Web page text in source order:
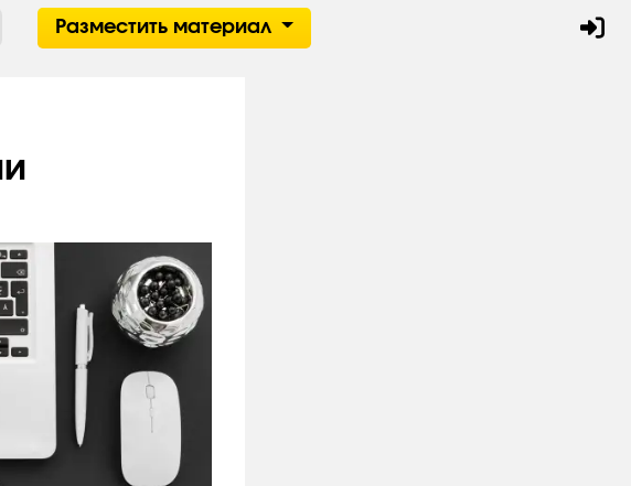
Разместить материал